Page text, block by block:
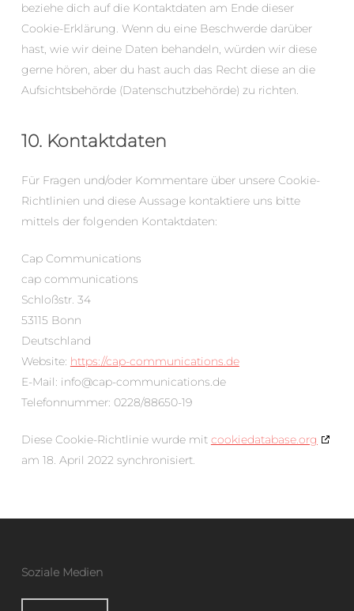
beziehe dich auf die Kontaktdaten am Ende dieser
Cookie-Erklärung. Wenn du eine Beschwerde darüber
hast, wie wir deine Daten behandeln, würden wir diese
gerne hören, aber du hast auch das Recht diese an die
Aufsichtsbehörde (Datenschutzbehörde) zu richten.
10. Kontaktdaten
Für Fragen und/oder Kommentare über unsere Cookie-
Richtlinien und diese Aussage kontaktiere uns bitte
mittels der folgenden Kontaktdaten:
Cap Communications
cap communications
Schloßstr. 34
53115 Bonn
Deutschland
Website: https://cap-communications.de
E-Mail: info@cap-communications.de
Telefonnummer: 0228/88650-19
Diese Cookie-Richtlinie wurde mit cookiedatabase.org
am 18. April 2022 synchronisiert.
Soziale Medien